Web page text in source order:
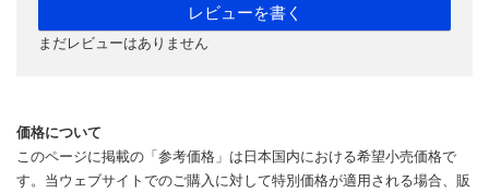
レビューを書く
まだレビューはありません
価格について
このページに掲載の「参考価格」は日本国内における希望小売価格で
す。当ウェブサイトでのご購入に対して特別価格が適用される場合、販